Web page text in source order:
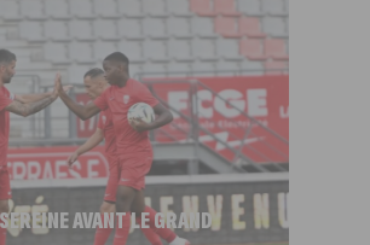
AVANT LE GRAND